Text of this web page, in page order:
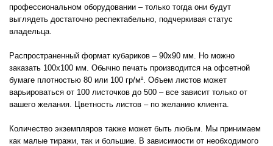
профессиональном оборудовании – только тогда они будут
выглядеть достаточно респектабельно, подчеркивая статус
владельца.
Распространенный формат кубариков – 90х90 мм. Но можно
заказать 100х100 мм. Обычно печать производится на офсетной
бумаге плотностью 80 или 100 гр/м². Объем листов может
варьироваться от 100 листочков до 500 – все зависит только от
вашего желания. Цветность листов – по желанию клиента.
Количество экземпляров также может быть любым. Мы принимаем
как малые тиражи, так и большие. В зависимости от необходимого